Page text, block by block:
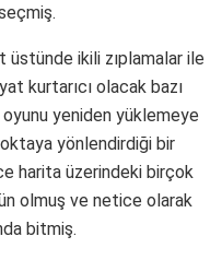
üstünde ikili zıplamalar ile
kurtarıcı olacak bazı
yeniden yüklemeye
yönlendirdiği bir
harita üzerindeki birçok
olmuş ve netice olarak
bitmiş.